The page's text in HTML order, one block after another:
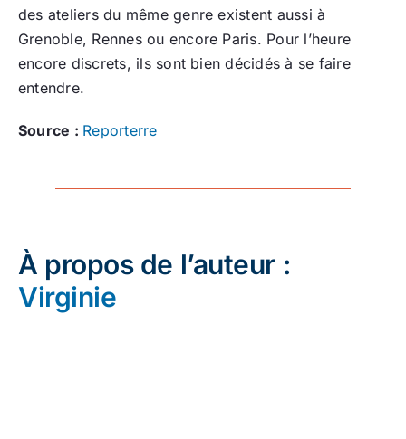
des ateliers du même genre existent aussi à
Grenoble, Rennes ou encore Paris. Pour l’heure
encore discrets, ils sont bien décidés à se faire
entendre.
Source : Reporterre
À propos de l’auteur :
Virginie